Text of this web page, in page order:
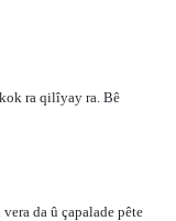
ra qilîyay ra. Bê
da û çapalade pête